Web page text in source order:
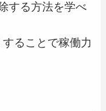
する方法を学べ
ることで稼働力